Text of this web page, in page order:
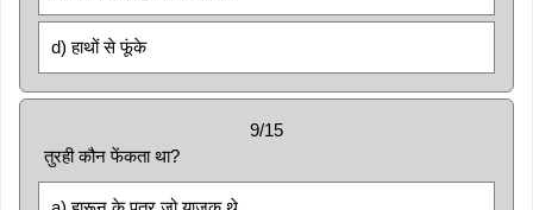
d) हाथों से फूंके
9/15
तुरही कौन फेंकता था?